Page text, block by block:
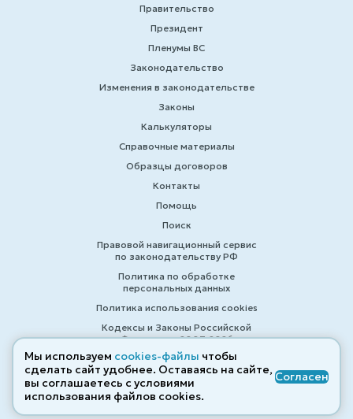
Правительство
Президент
Пленумы ВС
Законодательство
Изменения в законодательстве
Законы
Калькуляторы
Справочные материалы
Образцы договоров
Контакты
Помощь
Поиск
Правовой навигационный сервис
по законодательству РФ
Политика по обработке
персональных данных
Политика использования cookies
Кодексы и Законы Российской
Федерации 2007-2026
© ZAKONRF.INFO
Мы используем cookies-файлы чтобы
сделать сайт удобнее. Оставаясь на сайте,
вы соглашаетесь с условиями
использования файлов cооkies.
Согласен